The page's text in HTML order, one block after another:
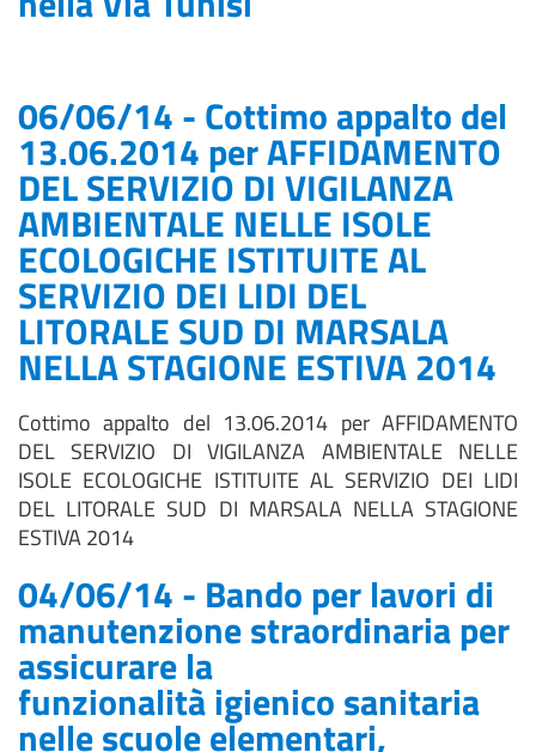
06/06/14 - Cottimo appalto del
13.06.2014 per AFFIDAMENTO
DEL SERVIZIO DI VIGILANZA
AMBIENTALE NELLE ISOLE
ECOLOGICHE ISTITUITE AL
SERVIZIO DEI LIDI DEL
LITORALE SUD DI MARSALA
NELLA STAGIONE ESTIVA 2014
Cottimo appalto del 13.06.2014 per AFFIDAMENTO
DEL SERVIZIO DI VIGILANZA AMBIENTALE NELLE
ISOLE ECOLOGICHE ISTITUITE AL SERVIZIO DEI LIDI
DEL LITORALE SUD DI MARSALA NELLA STAGIONE
ESTIVA 2014
04/06/14 - Bando per lavori di
manutenzione straordinaria per
assicurare la
funzionalità igienico sanitaria
nelle scuole elementari,